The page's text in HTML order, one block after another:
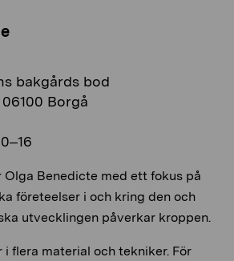
bakgårds bod
Borgå
Olga Benedicte med ett fokus på
företeelser i och kring den och
utvecklingen påverkar kroppen.
flera material och tekniker. För